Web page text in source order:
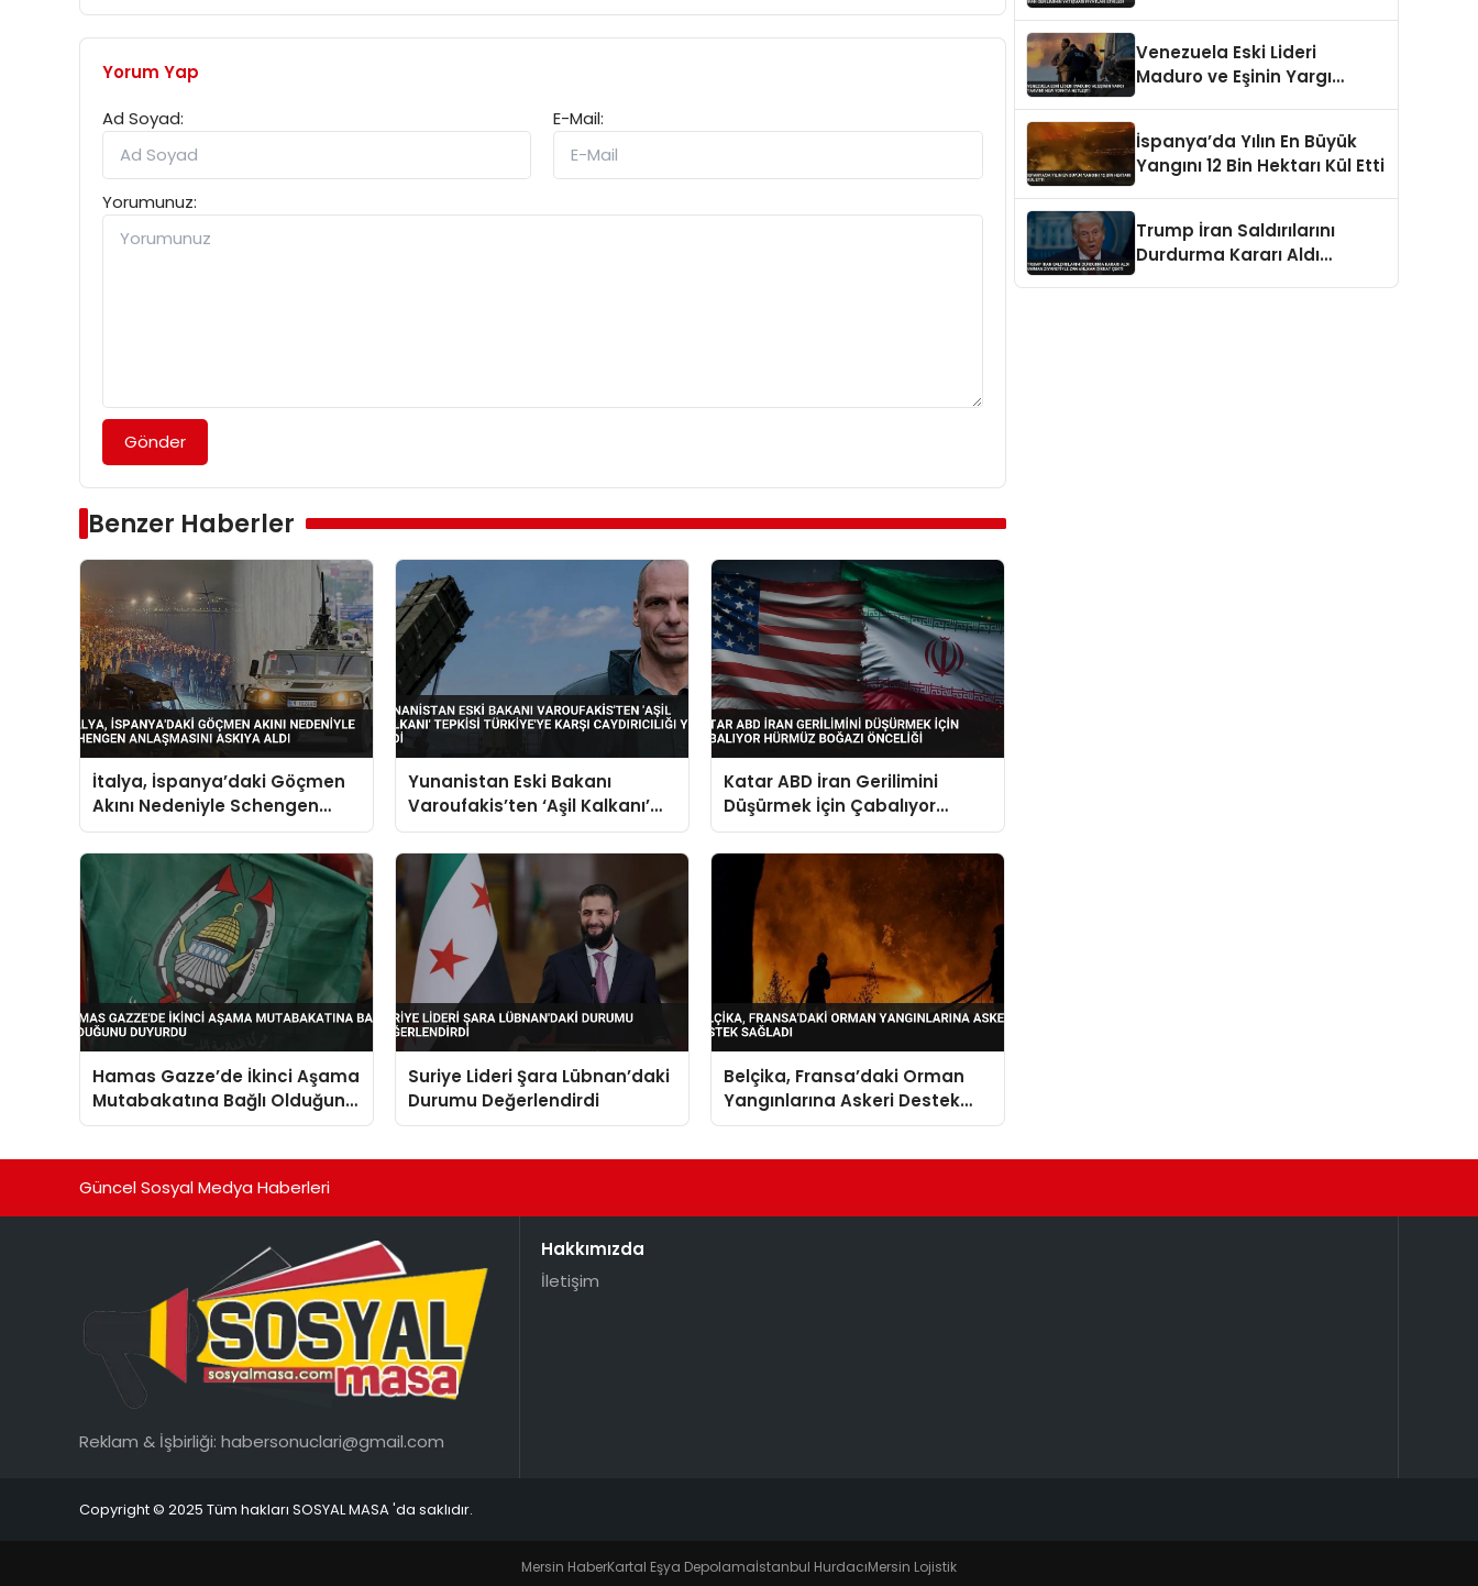
Yorum Yap
Ad Soyad:
E-Mail:
Yorumunuz:
Gönder
Benzer Haberler
İtalya, İspanya’daki Göçmen
Akını Nedeniyle Schengen
Anlaşmasını Askıya Aldı
Yunanistan Eski Bakanı
Varoufakis’ten ‘Aşil Kalkanı’
Tepkisi Türkiye’ye Karşı
Caydırıcılığı Yok Dedi
Katar ABD İran Gerilimini
Düşürmek İçin Çabalıyor
Hürmüz Boğazı Önceliği
Hamas Gazze’de İkinci Aşama
Mutabakatına Bağlı Olduğunu
Duyurdu
Suriye Lideri Şara Lübnan’daki
Durumu Değerlendirdi
Belçika, Fransa’daki Orman
Yangınlarına Askeri Destek
Sağladı
Venezuela Eski Lideri
Maduro ve Eşinin Yargı
İspanya’da Yılın En Büyük
Yangını 12 Bin Hektarı Kül Etti
Trump İran Saldırılarını
Durdurma Kararı Aldı
Güncel Sosyal Medya Haberleri
Reklam & İşbirliği: habersonuclari@gmail.com
Hakkımızda
İletişim
Copyright © 2025 Tüm hakları SOSYAL MASA 'da saklıdır.
Mersin HaberKartal Eşya Depolamaİstanbul HurdacıMersin Lojistik